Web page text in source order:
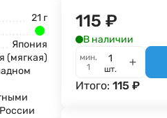
21 г
Япония
(мягкая)
115 ₽
В наличии
мин.
1
шт.
Итого:115 ₽